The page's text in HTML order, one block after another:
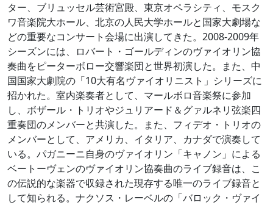
ター、ブリュッセル芸術宮殿、東京オペラシティ、モスク
ワ音楽院大ホール、北京の人民大学ホールと国家大劇場な
どの重要なコンサート会場に出演してきた。2008-2009年
シーズンには、ロバート・ゴールディンのヴァイオリン協
奏曲をピーターボロー交響楽団と世界初演した。また、中
国国家大劇院の「10大有名ヴァイオリニスト」シリーズに
招かれた。室内楽奏者として、マールボロ音楽祭に参加
し、ボザール・トリオやジュリアード＆グァルネリ弦楽四
重奏団のメンバーと共演した。また、フィデオ・トリオの
メンバーとして、アメリカ、イタリア、カナダで演奏して
いる。パガニーニ自身のヴァイオリン「キャノン」による
ベートーヴェンのヴァイオリン協奏曲のライブ録音は、こ
の伝説的な楽器で収録された現存する唯一のライブ録音と
して知られる。ナクソス・レーベルの「バロック・ヴァイ